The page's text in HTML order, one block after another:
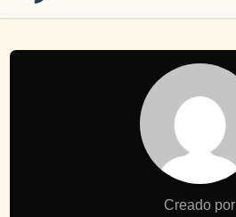
Creado por